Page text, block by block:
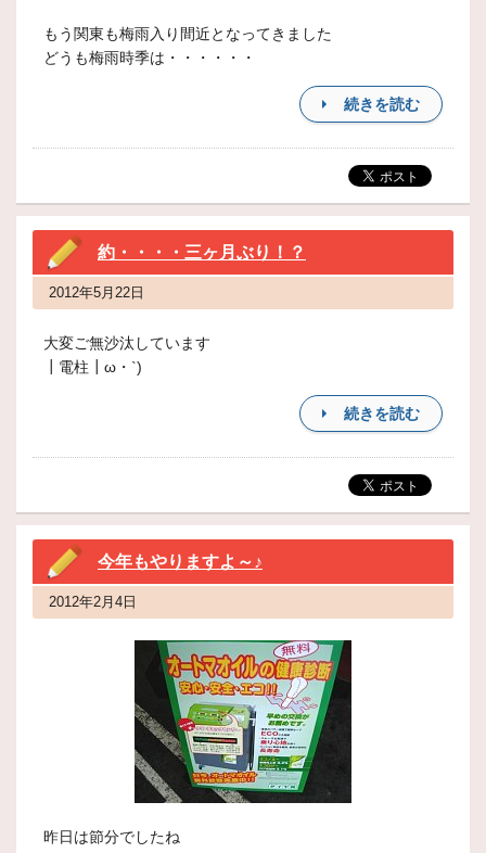
もう関東も梅雨入り間近となってきました
どうも梅雨時季は・・・・・・
続きを読む
約・・・・三ヶ月ぶり！？
2012年5月22日
大変ご無沙汰しています
┃電柱┃ω・`)
続きを読む
今年もやりますよ～♪
2012年2月4日
昨日は節分でしたね